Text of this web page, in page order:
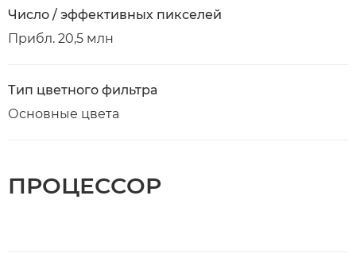
Число / эффективных пикселей
Прибл. 20,5 млн
Тип цветного фильтра
Основные цвета
ПРОЦЕССОР